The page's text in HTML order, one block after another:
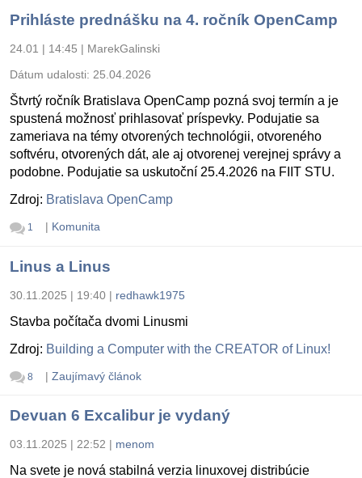
Prihláste prednášku na 4. ročník OpenCamp
24.01 | 14:45 | MarekGalinski
Dátum udalosti: 25.04.2026
Štvrtý ročník Bratislava OpenCamp pozná svoj termín a je
spustená možnosť prihlasovať príspevky. Podujatie sa
zameriava na témy otvorených technológii, otvoreného
softvéru, otvorených dát, ale aj otvorenej verejnej správy a
podobne. Podujatie sa uskutoční 25.4.2026 na FIIT STU.
Zdroj: Bratislava OpenCamp
1 | Komunita
Linus a Linus
30.11.2025 | 19:40 | redhawk1975
Stavba počítača dvomi Linusmi
Zdroj: Building a Computer with the CREATOR of Linux!
8 | Zaujímavý článok
Devuan 6 Excalibur je vydaný
03.11.2025 | 22:52 | menom
Na svete je nová stabilná verzia linuxovej distribúcie